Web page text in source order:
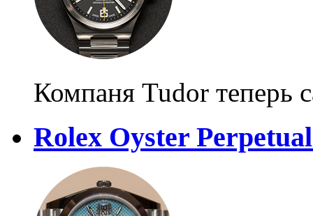
Компаня Tudor теперь
Rolex Oyster